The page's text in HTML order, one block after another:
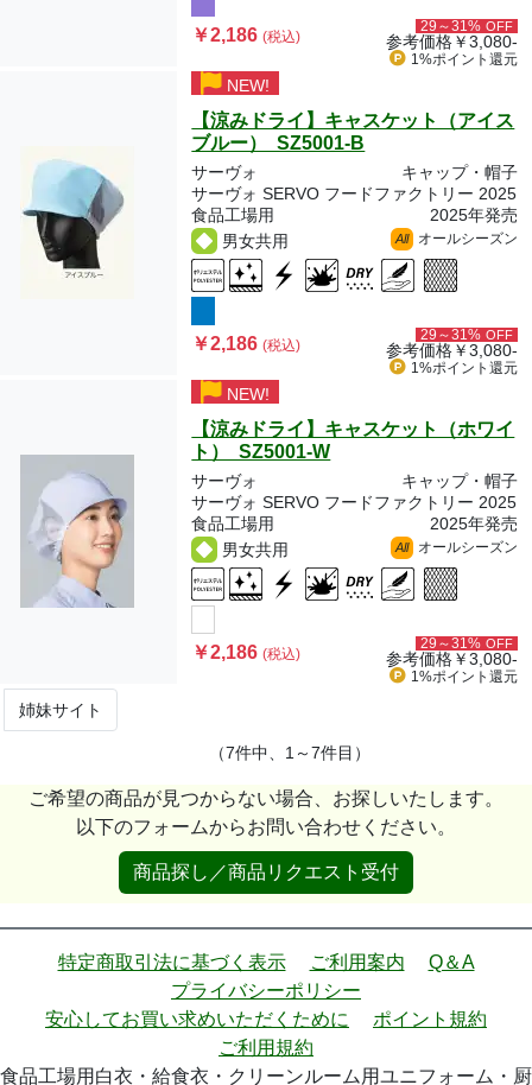
￥2,186(税込)
29～31% OFF
参考価格￥3,080-
1%ポイント 還元
NEW!
【涼みドライ】キャスケット（アイス
ブルー） SZ5001-B
サーヴォ
キャップ・帽子
サーヴォ SERVO フードファクトリー 2025
食品工場用
2025年発売
男女共用
All オールシーズン
￥2,186(税込)
29～31% OFF
参考価格￥3,080-
1%ポイント 還元
NEW!
【涼みドライ】キャスケット（ホワイ
ト） SZ5001-W
サーヴォ
キャップ・帽子
サーヴォ SERVO フードファクトリー 2025
食品工場用
2025年発売
男女共用
All オールシーズン
￥2,186(税込)
29～31% OFF
参考価格￥3,080-
1%ポイント 還元
姉妹サイト
（7件中、1～7件目）
ご希望の商品が見つからない場合、お探しいたします。
以下のフォームからお問い合わせください。
商品探し／商品リクエスト受付
特定商取引法に基づく表示 ご利用案内
Q＆A
プライバシーポリシー
安心してお買い求めいただくために
ポイント規約
ご利用規約
食品工場用白衣・給食衣・クリーンルーム用ユニフォーム・厨